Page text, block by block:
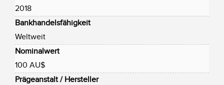
2018
Bankhandelsfähigkeit
Weltweit
Nominalwert
100 AU$
Prägeanstalt / Hersteller